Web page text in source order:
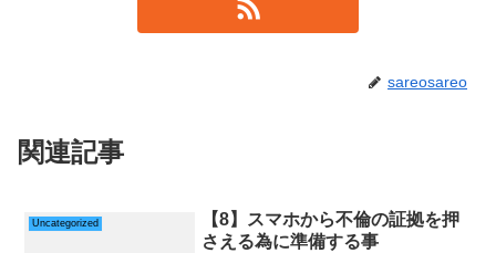
sareosareo
関連記事
Uncategorized
【8】スマホから不倫の証拠を押
さえる為に準備する事